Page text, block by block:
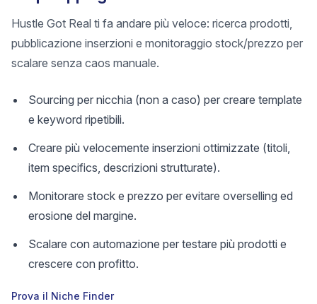
Hustle Got Real ti fa andare più veloce: ricerca prodotti,
pubblicazione inserzioni e monitoraggio stock/prezzo per
scalare senza caos manuale.
Sourcing per nicchia (non a caso) per creare template
e keyword ripetibili.
Creare più velocemente inserzioni ottimizzate (titoli,
item specifics, descrizioni strutturate).
Monitorare stock e prezzo per evitare overselling ed
erosione del margine.
Scalare con automazione per testare più prodotti e
crescere con profitto.
Prova il Niche Finder